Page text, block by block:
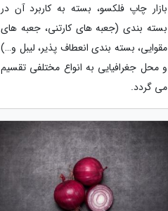
بازار چاپ فلکسو، بسته به کاربرد آن در
بسته بندی (جعبه های کارتنی، جعبه های
مقوایی، بسته بندی انعطاف پذیر، لیبل و…)
و محل جغرافیایی به انواع مختلفی تقسیم
می گردد.